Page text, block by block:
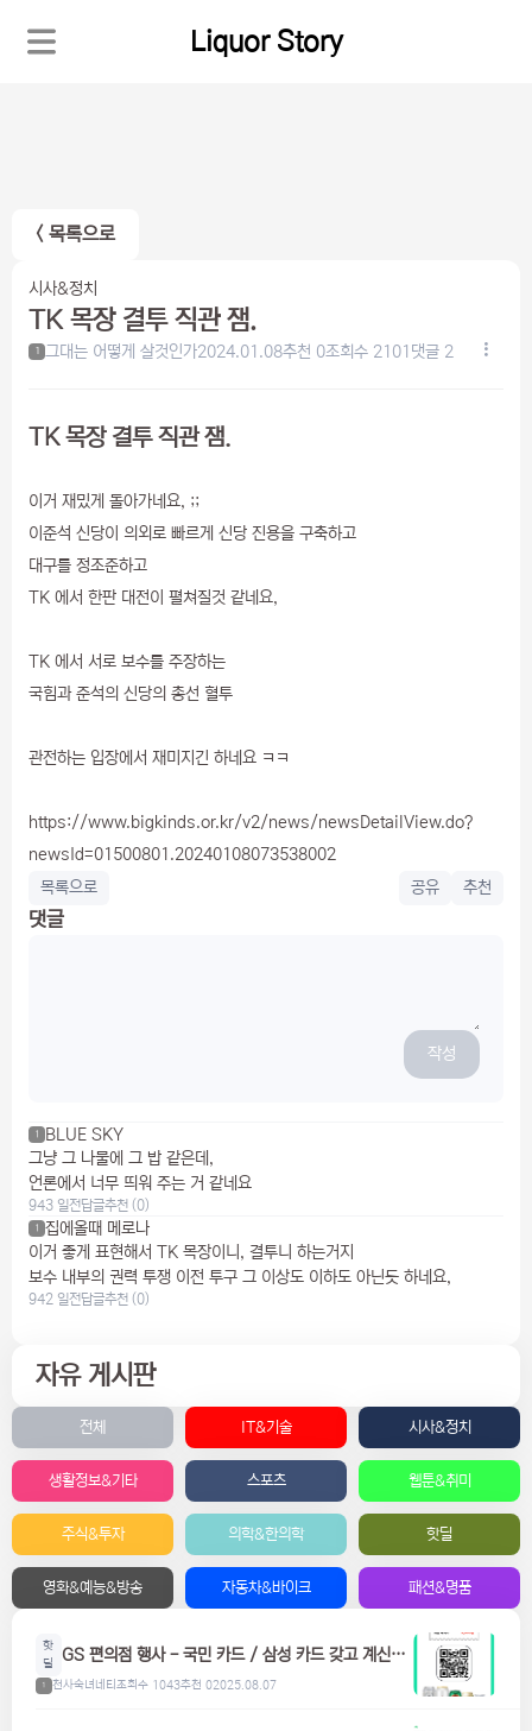
Liquor Story
< 목록으로
시사&정치
TK 목장 결투 직관 잼.
1 그대는 어떻게 살것인가2024.01.08추천 0조회수 2101 댓글 2
TK 목장 결투 직관 잼.
이거 재밌게 돌아가네요, ;;
이준석 신당이 의외로 빠르게 신당 진용을 구축하고
대구를 정조준하고
TK 에서 한판 대전이 펼쳐질것 같네요,
TK 에서 서로 보수를 주장하는
국힘과 준석의 신당의 총선 혈투
관전하는 입장에서 재미지긴 하네요 ㅋㅋ
https://www.bigkinds.or.kr/v2/news/newsDetailView.do?
newsId=01500801.20240108073538002
목록으로
공유 추천
댓글
작성
1
BLUE SKY
그냥 그 나물에 그 밥 같은데,
언론에서 너무 띄워 주는 거 같네요
943 일전답글추천 (0)
1
집에올때 메로나
이거 좋게 표현해서 TK 목장이니, 결투니 하는거지
보수 내부의 권력 투쟁 이전 투구 그 이상도 이하도 아닌듯 하네요,
942 일전답글추천 (0)
자유 게시판
전체 IT&기술 시사&정치
생활정보&기타 스포츠 웹툰&취미
주식&투자 의학&한의학 핫딜
영화&예능&방송 자동차&바이크 패션&명품
핫
딜
GS 편의점 행사 - 국민 카드 / 삼성 카드 갖고 계신분
1 천사숙녀네티조회수 1043추천 02025.08.07